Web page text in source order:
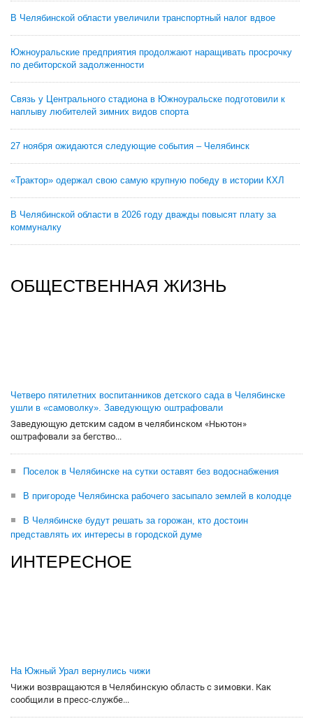
В Челябинской области увеличили транспортный налог вдвое
Южноуральские предприятия продолжают наращивать просрочку
по дебиторской задолженности
Связь у Центрального стадиона в Южноуральске подготовили к
наплыву любителей зимних видов спорта
27 ноября ожидаются следующие события – Челябинск
«Трактор» одержал свою самую крупную победу в истории КХЛ
В Челябинской области в 2026 году дважды повысят плату за
коммуналку
ОБЩЕСТВЕННАЯ ЖИЗНЬ
Четверо пятилетних воспитанников детского сада в Челябинске
ушли в «самоволку». Заведующую оштрафовали
Заведующую детским садом в челябинском «Ньютон»
оштрафовали за бегство...
Поселок в Челябинске на сутки оставят без водоснабжения
В пригороде Челябинска рабочего засыпало землей в колодце
В Челябинске будут решать за горожан, кто достоин
представлять их интересы в городской думе
ИНТЕРЕСНОЕ
На Южный Урал вернулись чижи
Чижи возвращаются в Челябинскую область с зимовки. Как
сообщили в пресс-службе...